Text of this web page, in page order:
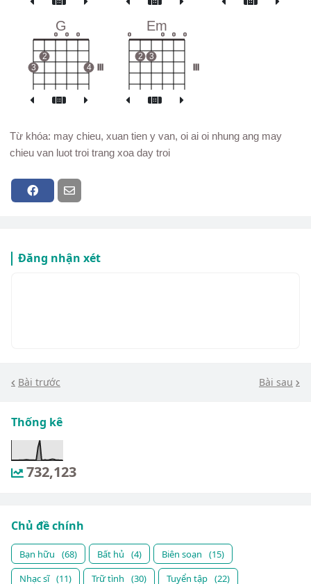
G
3
2
o o o
4
Em
o
2 3
o o o
Từ khóa: may chieu, xuan tien y van, oi ai oi nhung ang may
chieu van luot troi trang xoa day troi
Đăng nhận xét
Bài trước Bài sau
Thống kê
732,123
Chủ đề chính
Bạn hữu (68) Bất hủ (4) Biên soạn
(15)
Nhạc sĩ (11) Trữ tình (30) Tuyển tập (22)